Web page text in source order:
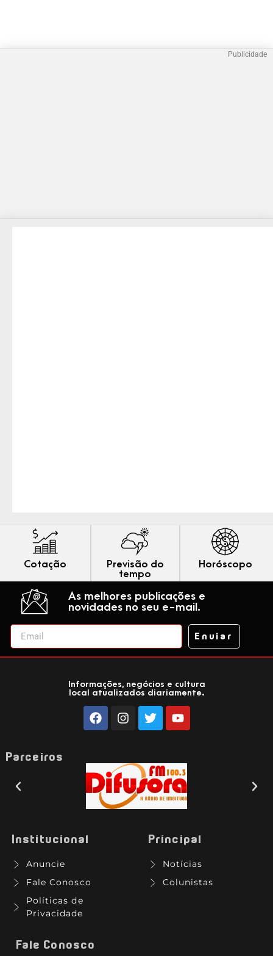
Publicidade
Cotação
Previsão do
tempo
Horóscopo
As melhores publicações e
novidades no seu e-mail.
Enviar
Informações, negócios e cultura
local atualizados diariamente.
Parceiros
Institucional
Anuncie
Fale Conosco
Políticas de
Privacidade
Principal
Notícias
Colunistas
Fale Conosco